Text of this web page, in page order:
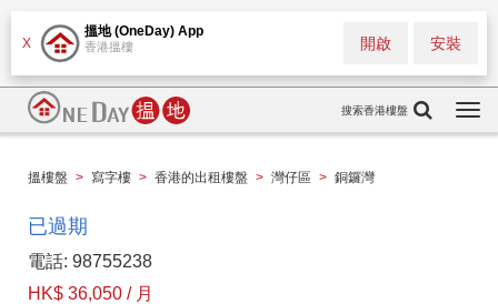
X
搵地 (OneDay) App
香港搵樓 安裝
開啟
搜索香港樓盤
搵樓盤 > 寫字樓 > 香港的出租樓盤 > 灣仔區 > 銅鑼灣
已過期
電話: 98755238
HK$ 36,050 / 月